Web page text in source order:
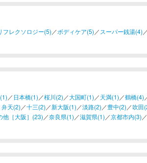
フレクソロジー(5) ／ボディケア(5) ／ スーパー銭湯(4) ／
／日本橋(1) ／桜川(2) ／大国町(1) ／天満(1) ／鶴橋(4)
天(2) ／十三(2) ／新大阪(1) ／淡路(2) ／豊中(2) ／吹田
他［大阪］(23) ／奈良県(1) ／滋賀県(1) ／京都市内(3) ／